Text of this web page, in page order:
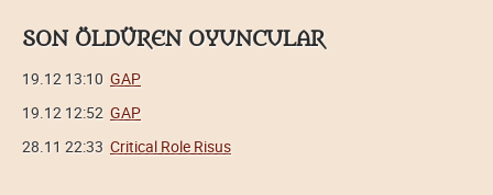
SON ÖLDÜREN OYUNCULAR
19.12 13:10 GAP
19.12 12:52 GAP
28.11 22:33 Critical Role Risus